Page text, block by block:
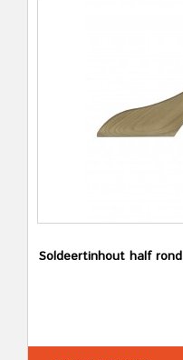
Soldeertinhout half rond